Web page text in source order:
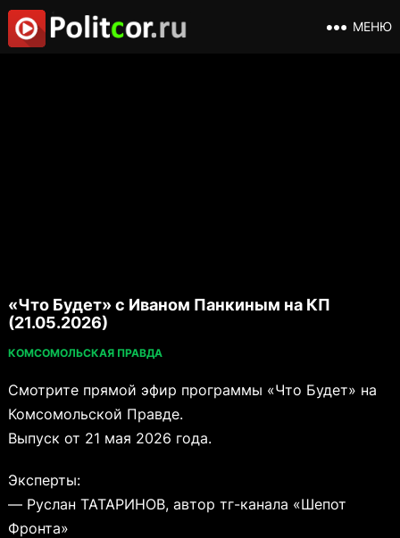
МЕНЮ
«Что Будет» с Иваном Панкиным на КП
(21.05.2026)
КОМСОМОЛЬСКАЯ ПРАВДА
Смотрите прямой эфир программы «Что Будет» на
Комсомольской Правде.
Выпуск от 21 мая 2026 года.
Эксперты:
— Руслан ТАТАРИНОВ, автор тг-канала «Шепот
Фронта»